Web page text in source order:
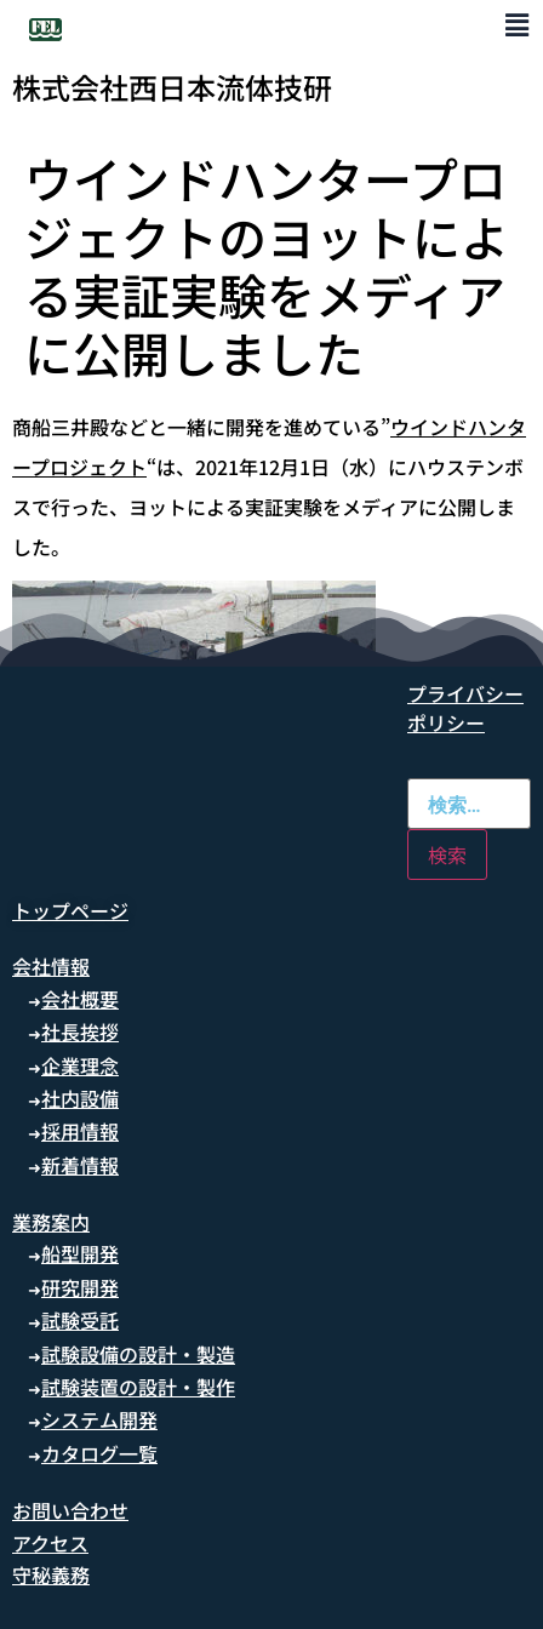
株式会社西日本流体技研
ウインドハンタープロ
ジェクトのヨットによ
る実証実験をメディア
に公開しました
商船三井殿などと一緒に開発を進めている”ウインドハンタ
ープロジェクト“は、2021年12月1日（水）にハウステンボ
スで行った、ヨットによる実証実験をメディアに公開しま
した。
プライバシー
ポリシー
トップページ
会社情報
➜会社概要
➜社長挨拶
➜企業理念
➜社内設備
➜採用情報
➜新着情報
業務案内
➜船型開発
➜研究開発
➜試験受託
➜試験設備の設計・製造
➜試験装置の設計・製作
➜システム開発
➜ カタログ一覧
お問い合わせ
アクセス
守秘義務